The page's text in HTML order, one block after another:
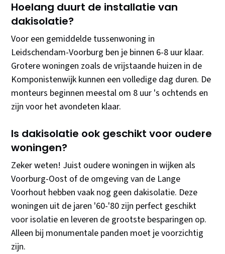
Hoelang duurt de installatie van
dakisolatie?
Voor een gemiddelde tussenwoning in
Leidschendam-Voorburg ben je binnen 6-8 uur klaar.
Grotere woningen zoals de vrijstaande huizen in de
Komponistenwijk kunnen een volledige dag duren. De
monteurs beginnen meestal om 8 uur 's ochtends en
zijn voor het avondeten klaar.
Is dakisolatie ook geschikt voor oudere
woningen?
Zeker weten! Juist oudere woningen in wijken als
Voorburg-Oost of de omgeving van de Lange
Voorhout hebben vaak nog geen dakisolatie. Deze
woningen uit de jaren '60-'80 zijn perfect geschikt
voor isolatie en leveren de grootste besparingen op.
Alleen bij monumentale panden moet je voorzichtig
zijn.